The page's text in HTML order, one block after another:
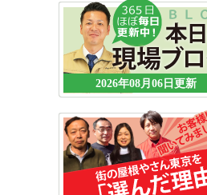
2026年08月06日更新